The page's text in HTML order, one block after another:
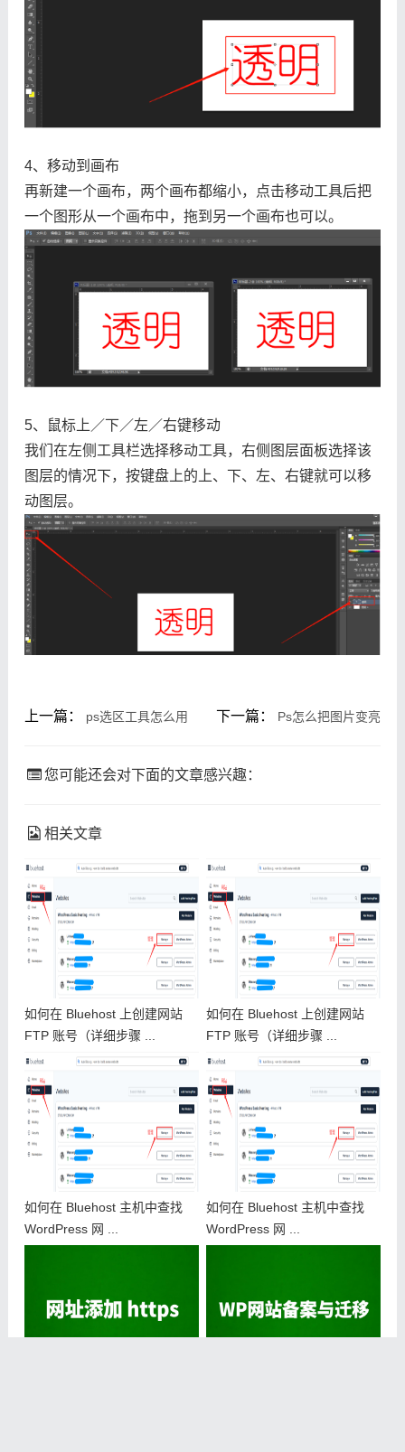
4、移动到画布
再新建一个画布，两个画布都缩小，点击移动工具后把
一个图形从一个画布中，拖到另一个画布也可以。
5、鼠标上／下／左／右键移动
我们在左侧工具栏选择移动工具，右侧图层面板选择该
图层的情况下，按键盘上的上、下、左、右键就可以移
动图层。
上一篇： ps选区工具怎么用 下一篇： Ps怎么把图片变亮
您可能还会对下面的文章感兴趣：
相关文章
如何在 Bluehost 上创建网站
FTP 账号（详细步骤 ...
如何在 Bluehost 上创建网站
FTP 账号（详细步骤 ...
如何在 Bluehost 主机中查找
WordPress 网 ...
如何在 Bluehost 主机中查找
WordPress 网 ...